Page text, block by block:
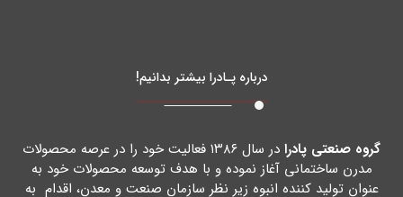
درباره پـادرا بیشتر بدانیم!
گروه صنعتی پادرا
در سال ۱۳۸۶ فعالیت خود را در عرصه محصولات
مدرن ساختمانی آغاز نموده و با هدف توسعه محصولات خود به
عنوان تولید کننده انبوه زیر نظر سازمان صنعت و معدن، اقدام به